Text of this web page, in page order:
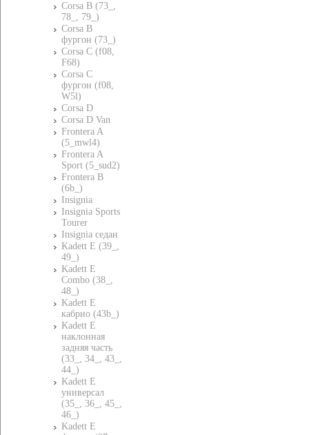
Corsa B (73_,
78_, 79_)
Corsa B
фургон (73_)
Corsa C (f08,
F68)
Corsa C
фургон (f08,
W5l)
Corsa D
Corsa D Van
Frontera A
(5_mwl4)
Frontera A
Sport (5_sud2)
Frontera B
(6b_)
Insignia
Insignia Sports
Tourer
Insignia седан
Kadett E (39_,
49_)
Kadett E
Combo (38_,
48_)
Kadett E
кабрио (43b_)
Kadett E
наклонная
задняя часть
(33_, 34_, 43_,
44_)
Kadett E
универсал
(35_, 36_, 45_,
46_)
Kadett E